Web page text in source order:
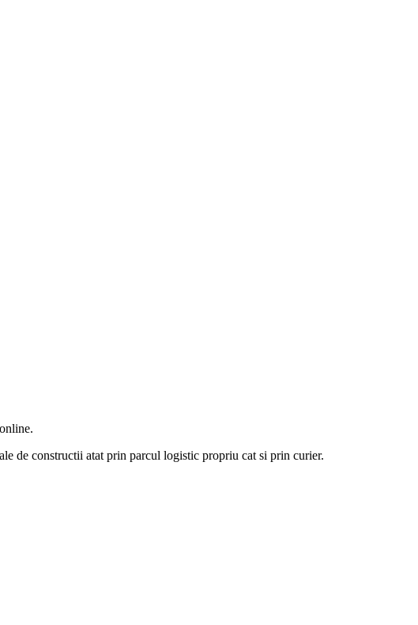
de constructii atat prin parcul logistic propriu cat si prin curier.